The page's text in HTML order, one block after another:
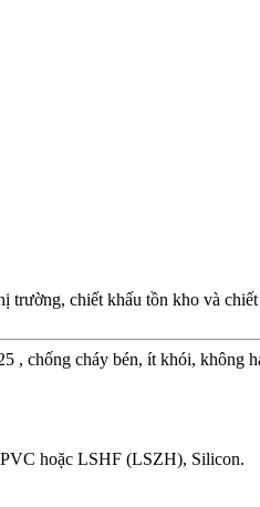
chiết khấu tồn kho và
, chống cháy bén, ít khói, không
hoặc LSHF (LSZH), Silicon.